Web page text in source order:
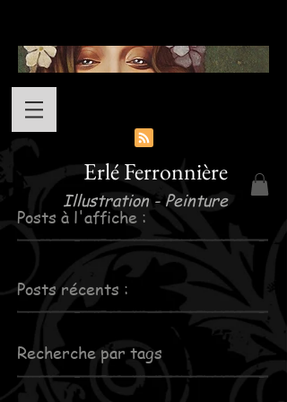
Erlé Ferronnière
Illustration - Peinture
Posts à l'affiche :
Posts récents :
Recherche par tags